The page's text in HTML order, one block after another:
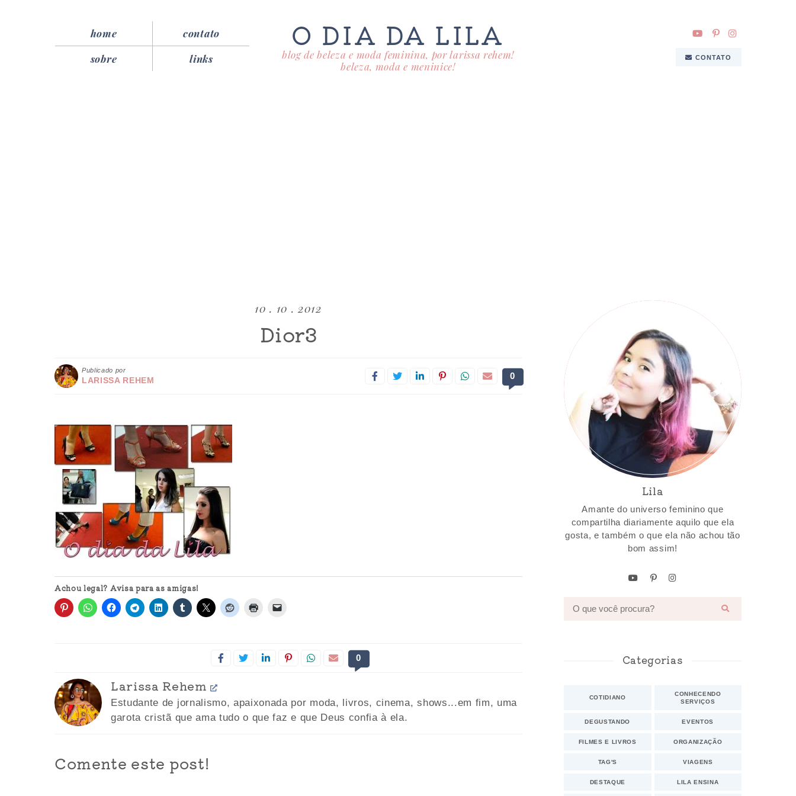
home
contato
sobre
links
O DIA DA LILA
blog de beleza e moda feminina, por larissa rehem!
beleza, moda e meninice!
CONTATO
10 . 10 . 2012
Dior3
Publicado por
LARISSA REHEM 0
Achou legal? Avisa para as amigas!
0
Larissa Rehem
Estudante de jornalismo, apaixonada por moda, livros, cinema, shows...em fim, uma
garota cristã que ama tudo o que faz e que Deus confia à ela.
Comente este post!
Lila
Amante do universo feminino que
compartilha diariamente aquilo que ela
gosta, e também o que ela não achou tão
bom assim!
Categorias
COTIDIANO
CONHECENDO
SERVIÇOS
DEGUSTANDO EVENTOS
FILMES E LIVROS ORGANIZAÇÃO
TAG'S VIAGENS
DESTAQUE LILA ENSINA